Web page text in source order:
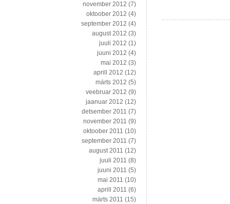
november 2012 (7)
oktoober 2012 (4)
september 2012 (4)
august 2012 (3)
juuli 2012 (1)
juuni 2012 (4)
mai 2012 (3)
aprill 2012 (12)
märts 2012 (5)
veebruar 2012 (9)
jaanuar 2012 (12)
detsember 2011 (7)
november 2011 (9)
oktoober 2011 (10)
september 2011 (7)
august 2011 (12)
juuli 2011 (8)
juuni 2011 (5)
mai 2011 (10)
aprill 2011 (6)
märts 2011 (15)